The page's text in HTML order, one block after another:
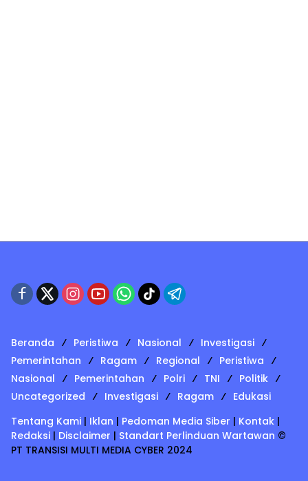
Beranda Peristiwa Nasional
Investigasi
Pemerintahan
Ragam Regional
Peristiwa
Nasional
Pemerintahan Polri TNI
Politik
Uncategorized
Investigasi Ragam
Edukasi
Tentang Kami | Iklan | Pedoman Media Siber | Kontak |
Redaksi | Disclaimer | Standart Perlinduan Wartawan ©
PT TRANSISI MULTI MEDIA CYBER 2024